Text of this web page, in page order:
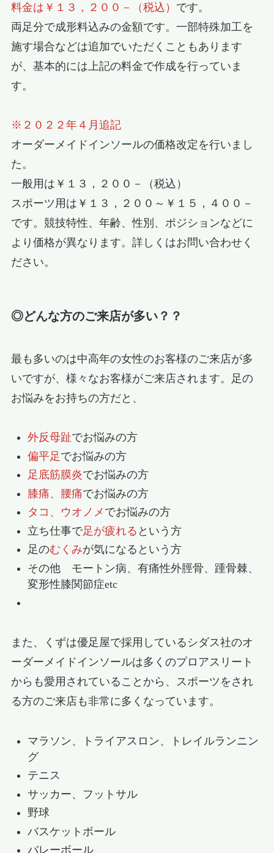
料金は￥１３，２００－（税込） です。
両足分で成形料込みの金額です。一部特殊加工を
施す場合などは追加でいただくこともあります
が、基本的には上記の料金で作成を行っていま
す。
※２０２２年４月追記
オーダーメイドインソールの価格改定を行いまし
た。
一般用は￥１３，２００－（税込）
スポーツ用は￥１３，２００～￥１５，４００－
です。競技特性、年齢、性別、ポジションなどに
より価格が異なります。詳しくはお問い合わせく
ださい。
◎どんな方のご来店が多い？？
最も多いのは中高年の女性のお客様のご来店が多
いですが、様々なお客様がご来店されます。足の
お悩みをお持ちの方だと、
外反母趾でお悩みの方
偏平足 でお悩みの方
足底筋膜炎でお悩みの方
膝痛、腰痛でお悩みの方
タコ、ウオノメ でお悩みの方
立ち仕事で足が疲れる という方
足のむくみが気になるという方
その他 モートン病、有痛性外脛骨、踵骨棘、
変形性膝関節症etc
また、くずは優足屋で採用しているシダス社のオ
ーダーメイドインソールは多くのプロアスリート
からも愛用されていることから、スポーツをされ
る方のご来店も非常に多くなっています。
マラソン、トライアスロン、トレイルランニン
グ
テニス
サッカー、フットサル
野球
バスケットボール
バレーボール